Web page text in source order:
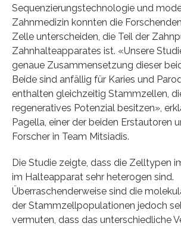
Sequenzierungstechnologie und
Zahnmedizin konnten die
Zelle unterscheiden, die Teil der
Zahnhalteapparates ist. «Unsere
genaue Zusammensetzung dieser
Beide sind anfällig für Karies und
enthalten gleichzeitig Stammzellen,
regeneratives Potenzial besitzen»,
Pagella, einer der beiden Erstautoren
Forscher in Team Mitsiadis.
Die Studie zeigte, dass die Zelltypen
im Halteapparat sehr heterogen sind.
Überraschenderweise sind die
der Stammzellpopulationen jedoch
vermuten, dass das unterschiedliche